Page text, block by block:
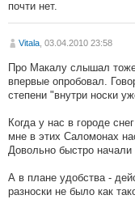
почти нет.
Vitala , 03.04.2010 23:58
Про Макалу слышал
впервые опробовал.
степени "внутри носки
Когда у нас в городе
мне в этих Саломонах
Довольно быстро начали
А в плане удобства -
разноски не было как